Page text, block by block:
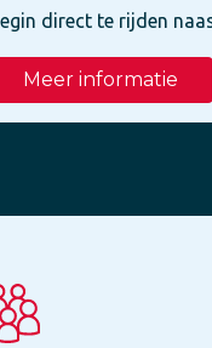
direct te rijden
Meer informatie